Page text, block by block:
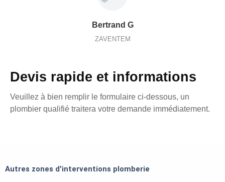
Bertrand G
ZAVENTEM
Devis rapide et informations
Veuillez à bien remplir le formulaire ci-dessous, un
plombier qualifié traitera votre demande immédiatement.
Autres zones d'interventions plomberie